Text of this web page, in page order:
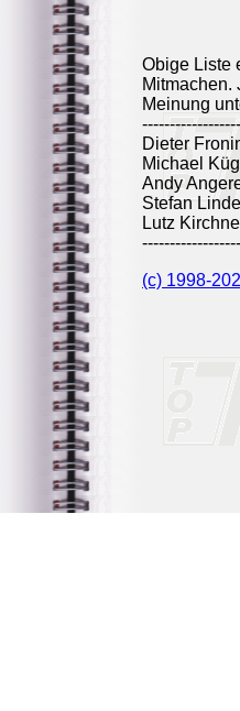
Obige Liste
Mitmachen.
Meinung
Dieter
Michael
Andy
Stefan
Lutz
(c) 1998-